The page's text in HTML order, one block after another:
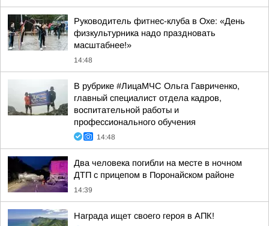
Руководитель фитнес-клуба в Охе: «День
физкультурника надо праздновать
масштабнее!»
14:48
В рубрике #ЛицаМЧС Ольга Гавриченко,
главный специалист отдела кадров,
воспитательной работы и
профессионального обучения
14:48
Два человека погибли на месте в ночном
ДТП с прицепом в Поронайском районе
14:39
Награда ищет своего героя в АПК!